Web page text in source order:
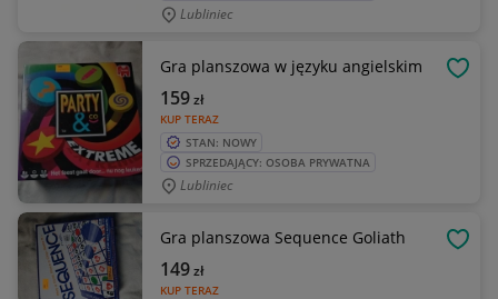
Lubliniec
Gra planszowa w języku angielskim
KUP TERAZ
159zł
STAN: NOWY
SPRZEDAJĄCY: OSOBA PRYWATNA
Lubliniec
Gra planszowa Sequence Goliath
KUP TERAZ
149zł